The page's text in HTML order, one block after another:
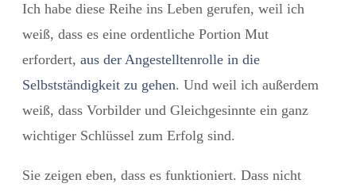
Ich habe diese Reihe ins Leben gerufen, weil ich
weiß, dass es eine ordentliche Portion Mut
erfordert, aus der Angestelltenrolle in die
Selbstständigkeit zu gehen. Und weil ich außerdem
weiß, dass Vorbilder und Gleichgesinnte ein ganz
wichtiger Schlüssel zum Erfolg sind.
Sie zeigen eben, dass es funktioniert. Dass nicht